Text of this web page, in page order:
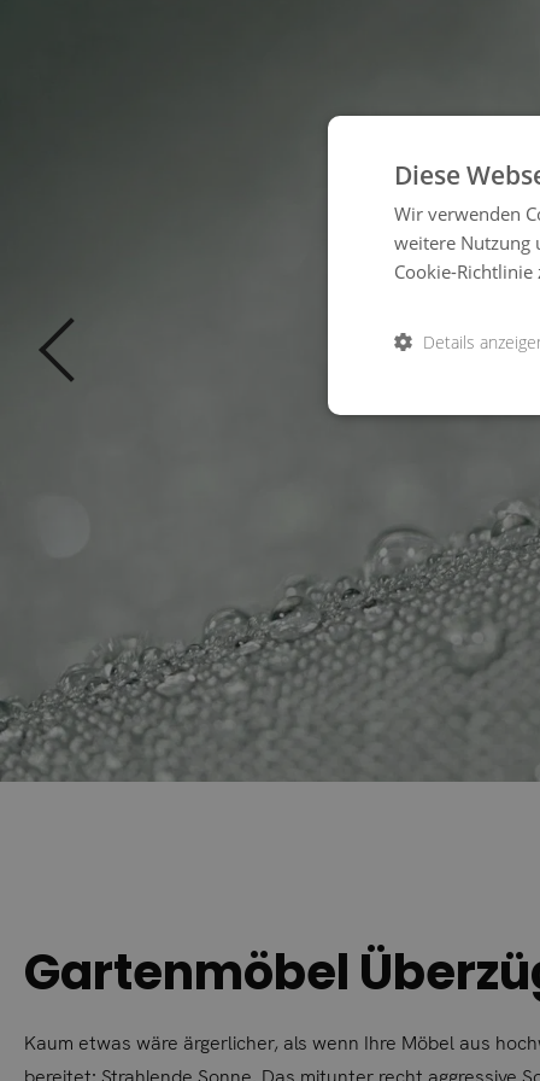
Gartenmöbel
Kaum etwas wäre ärgerlicher, als wenn Ihre Möbel aus
Diese
Wir verwenden
weitere Nutzung
Cookie-Richtlinie
Details